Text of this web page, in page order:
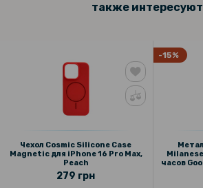
220 грн
259 грн
Закалённое защитное стекло Full Screen для
4G / 5G с рамкой для автоустановки, Black
129 грн
Защитное стекло Tempered Glass на заднюю
также
Чехол Cosmic Silicone Case
Magnetic для iPhone 16 Pro Max,
Peach
279 грн
-15%
часов